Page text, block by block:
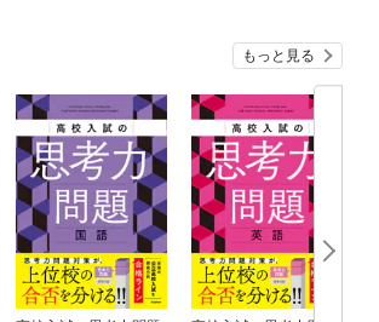
もっと見る